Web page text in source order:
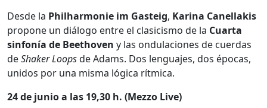
Desde la Philharmonie im Gasteig, Karina Canellakis
propone un diálogo entre el clasicismo de la Cuarta
sinfonía de Beethoven y las ondulaciones de cuerdas
deShaker Loopsde Adams. Dos lenguajes, dos épocas,
unidos por una misma lógica rítmica.
24 de junio a las 19,30 h. (Mezzo Live)